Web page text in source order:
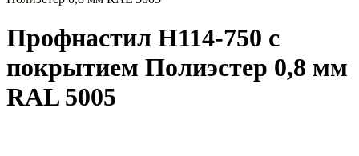
Профнастил Н114-750 с
покрытием Полиэстер 0,8 мм
RAL 5005